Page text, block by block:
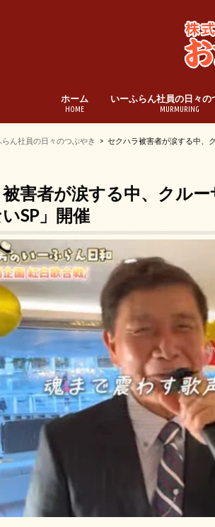
ホーム
HOME
いーふらん社員の日々の
MURMURING
らん社員の日々のつぶやき セクハラ被害者が涙する中、
害者が涙する中、クル
SP」開催